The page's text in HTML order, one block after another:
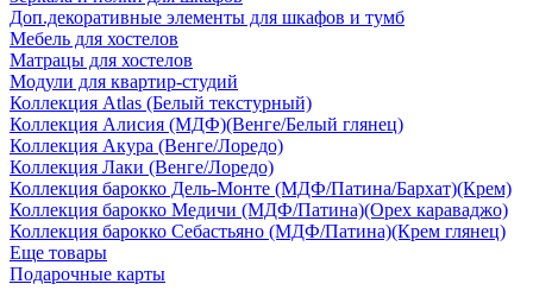
Доп.декоративные элементы для шкафов и тумб
Мебель для хостелов
Матрацы для хостелов
Модули для квартир-студий
Коллекция Atlas (Белый текстурный)
Коллекция Алисия (МДФ)(Венге/Белый глянец)
Коллекция Акура (Венге/Лоредо)
Коллекция Лаки (Венге/Лоредо)
Коллекция барокко Дель-Монте (МДФ/Патина/Бархат)(Крем)
Коллекция барокко Медичи (МДФ/Патина)(Орех караваджо)
Коллекция барокко Себастьяно (МДФ/Патина)(Крем глянец)
Еще товары
Подарочные карты